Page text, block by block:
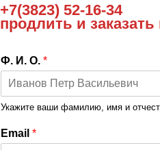
+7(3823) 52-16-34
продлить и заказать
Ф. И. О. *
Укажите ваши фамилию, имя и
Email *